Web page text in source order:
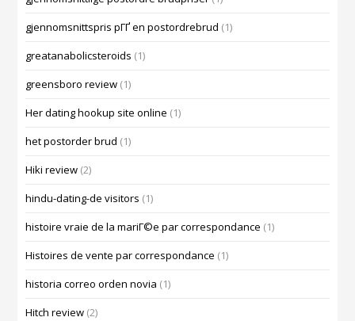
gjennomsnittspris pГҐ en postordrebrud (1)
greatanabolicsteroids (1)
greensboro review (1)
Her dating hookup site online (1)
het postorder brud (1)
Hiki review (2)
hindu-dating-de visitors (1)
histoire vraie de la mariГ©e par correspondance (1)
Histoires de vente par correspondance (1)
historia correo orden novia (1)
Hitch review (2)